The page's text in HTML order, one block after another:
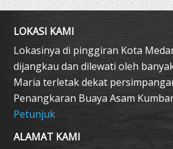
LOKASI KAMI
Lokasinya di pinggiran Kota
dijangkau dan dilewati oleh
Maria terletak dekat
Penangkaran Buaya Asam
Petunjuk
ALAMAT KAMI